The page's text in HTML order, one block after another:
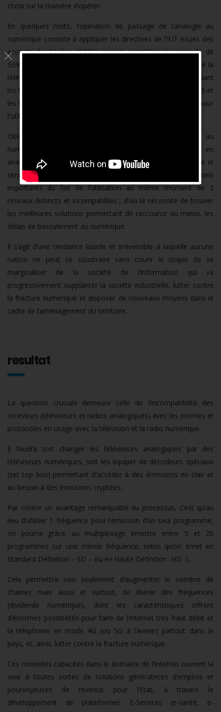
choix sur la manière d’opérer.
En quelques mots, l’opération de passage de l’analogie au
numérique consiste à appliquer les directives de l’IUT issues des
accords de Genève (GE06) venant compléter les accords dit
GE89 demandant de basculer au plus tard le 17 juin 2015 de la
télévision analogique à la télévision numérique et réattribuant
les bandes de radiofréquence UHF (470-862 MHz) avant 2015 et
les bandes de radiofréquence VHF ( 174 -230) après 2015 pour
l’’utilisation en mode numérique .
Obligation est faite cependant d’opérer ce passage au
numérique en continuant de diffuser les programmes en
analogique jusqu’au basculement complet (ce qu’on appelle le
simulcast). En effet, cela implique des coûts additionnels
importants du fait de l’utilisation au même moment de 2
réseaux distincts et incompatibles ; d’où la nécessité de trouver
les meilleures solutions permettant de raccourcir au mieux, les
délais de basculement au numérique.
Il s’agit d’une tendance lourde et irréversible à laquelle aucune
nation ne peut se soustraire sans courir le risque de se
marginaliser de la société de l’information qui va
progressivement supplanter la société industrielle, lutter contre
la fracture numérique et disposer de nouveaux moyens dans le
cadre de l’aménagement du territoire.
resultat
La question cruciale demeure celle de l’incompatibilité des
receveurs (téléviseurs et radios analogiques) avec les normes et
protocoles en usage avec la télévision et la radio numérique.
Il faudra soit changer les téléviseurs analogiques par des
téléviseurs numériques, soit les équiper de décodeurs spéciaux
(set top box) permettant d’accéder à des émissions en clair et
au besoin à des émissions cryptées.
Par contre un avantage remarquable du processus, c’est qu’au
lieu d’utiliser 1 fréquence pour l’émission d’un seul programme,
on pourra grâce au multiplexage émettre entre 5 et 20
programmes sur une même fréquence, selon qu’on émet en
Standard Définition – SD – ou en Haute Définition -HD -).
Cela permettra non seulement d’augmenter le nombre de
chaines mais aussi et surtout, de libérer des fréquences
(dividende numérique), dont les caractéristiques offrent
d’énormes possibilités pour faire de l’internet très haut débit et
la téléphonie en mode 4G (ou 5G à l’avenir) partout dans le
pays, et, ainsi, lutter contre la fracture numérique.
Ces nouvelles capacités dans le domaine de l’internet ouvrent la
voie à toutes sortes de solutions génératrices d’emplois et
pourvoyeuses de revenus pour l’Etat, à travers le
développement de plateformes E-Services (e-santé, e-